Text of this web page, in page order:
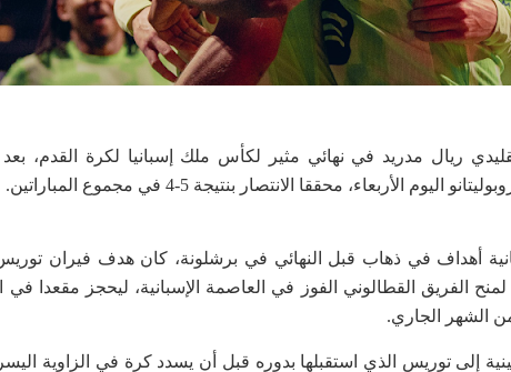
الأربعاء، محققا الانتصار بنتيجة 5-4 في مجموع المباراتين.
أهداف في ذهاب قبل النهائي في برشلونة، كان هدف فيران
في الدقيقة 27 كافيا لمنح الفريق القطالوني الفوز في العاصمة الإسبانية، ليحجز
الشهر الجاري.
إلى توريس الذي استقبلها بدوره قبل أن يسدد كرة في الزاوية